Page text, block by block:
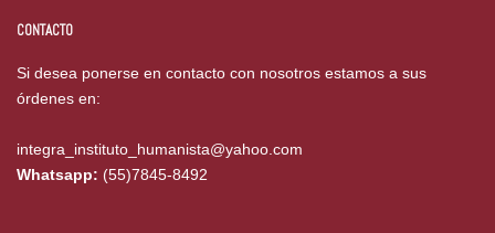
CONTACTO
Si desea ponerse en contacto con nosotros estamos a sus
órdenes en:
integra_instituto_humanista@yahoo.com
Whatsapp: (55)7845-8492